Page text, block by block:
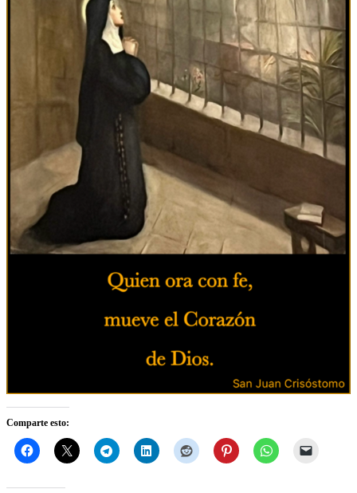
Comparte esto: